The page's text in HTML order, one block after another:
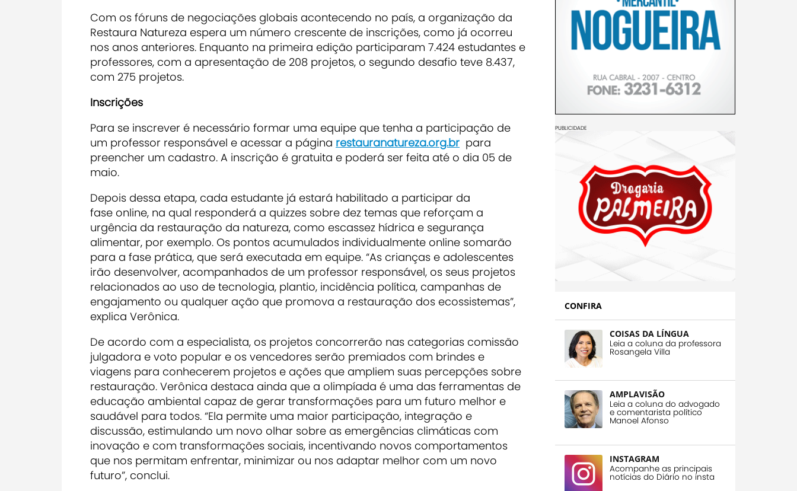
Com os fóruns de negociações globais acontecendo no país, a organização da
Restaura Natureza espera um número crescente de inscrições, como já ocorreu
nos anos anteriores. Enquanto na primeira edição participaram 7.424 estudantes e
professores, com a apresentação de 208 projetos, o segundo desafio teve 8.437,
com 275 projetos.
Inscrições
Para se inscrever é necessário formar uma equipe que tenha a participação de
um professor responsável e acessar a página restauranatureza.org.br para
preencher um cadastro. A inscrição é gratuita e poderá ser feita até o dia 05 de
maio.
Depois dessa etapa, cada estudante já estará habilitado a participar da
fase online, na qual responderá a quizzes sobre dez temas que reforçam a
urgência da restauração da natureza, como escassez hídrica e segurança
alimentar, por exemplo. Os pontos acumulados individualmente online somarão
para a fase prática, que será executada em equipe. “As crianças e adolescentes
irão desenvolver, acompanhados de um professor responsável, os seus projetos
relacionados ao uso de tecnologia, plantio, incidência política, campanhas de
engajamento ou qualquer ação que promova a restauração dos ecossistemas”,
explica Verônica.
De acordo com a especialista, os projetos concorrerão nas categorias comissão
julgadora e voto popular e os vencedores serão premiados com brindes e
viagens para conhecerem projetos e ações que ampliem suas percepções sobre
restauração. Verônica destaca ainda que a olimpíada é uma das ferramentas de
educação ambiental capaz de gerar transformações para um futuro melhor e
saudável para todos. “Ela permite uma maior participação, integração e
discussão, estimulando um novo olhar sobre as emergências climáticas com
inovação e com transformações sociais, incentivando novos comportamentos
que nos permitam enfrentar, minimizar ou nos adaptar melhor com um novo
futuro”, conclui.
PUBLICIDADE
CONFIRA
COISAS DA LÍNGUA
Leia a coluna da professora
Rosangela Villa
AMPLAVISÃO
Leia a coluna do advogado
e comentarista político
Manoel Afonso
INSTAGRAM
Acompanhe as principais
notícias do Diário no insta